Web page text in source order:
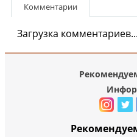
Комментарии
Загрузка комментариев...